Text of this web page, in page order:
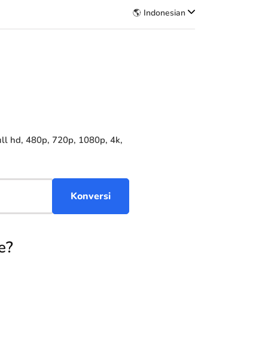
🌎 Indonesian
hd, 480p, 720p, 1080p, 4k,